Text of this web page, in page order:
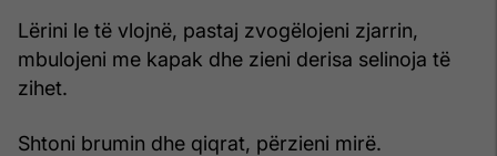
Lërini le të vlojnë, pastaj zvogëlojeni zjarrin,
mbulojeni me kapak dhe zieni derisa selinoja të
zihet.
Shtoni brumin dhe qiqrat, përzieni mirë.